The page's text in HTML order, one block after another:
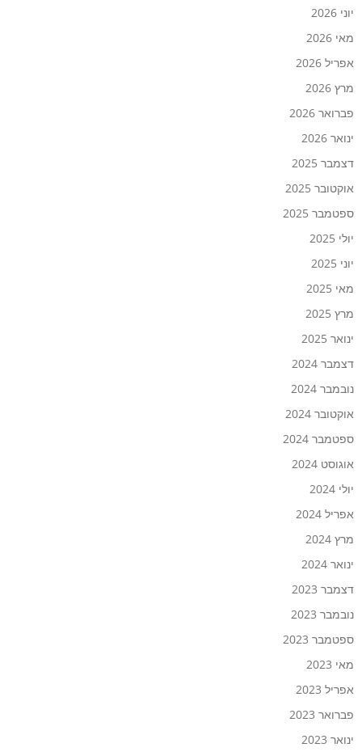
יוני 2026
מאי 2026
אפריל 2026
מרץ 2026
פברואר 2026
ינואר 2026
דצמבר 2025
אוקטובר 2025
ספטמבר 2025
יולי 2025
יוני 2025
מאי 2025
מרץ 2025
ינואר 2025
דצמבר 2024
נובמבר 2024
אוקטובר 2024
ספטמבר 2024
אוגוסט 2024
יולי 2024
אפריל 2024
מרץ 2024
ינואר 2024
דצמבר 2023
נובמבר 2023
ספטמבר 2023
מאי 2023
אפריל 2023
פברואר 2023
ינואר 2023